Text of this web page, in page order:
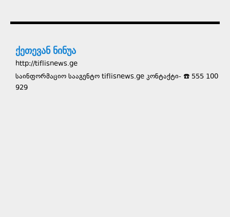
ქეთევან ნინუა
http://tiflisnews.ge
საინფორმაციო სააგენტო tiflisnews.ge კონტაქტი- ☎️ 555 100
929